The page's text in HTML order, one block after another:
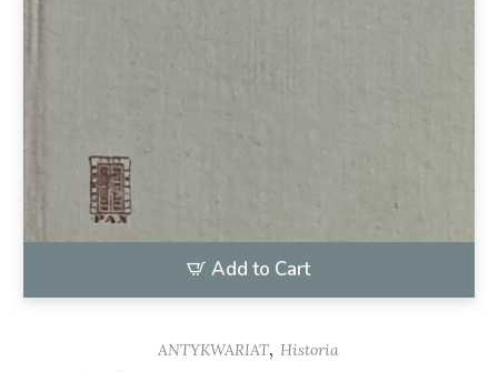
Add to Cart
ANTYKWARIAT,Historia